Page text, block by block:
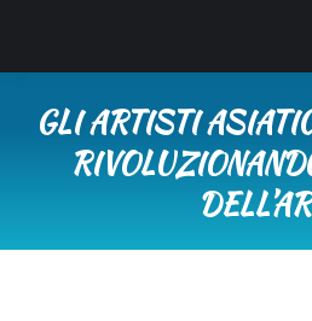
GLI ARTISTI